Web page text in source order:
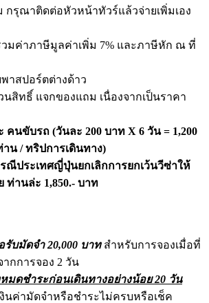
กรุณาติดต่อหัวหน้าทัวร์แล้วจ่ายเพิ่มเอง
วมค่าภาษีมูลค่าเพิ่ม 7% และภาษีหัก ณ ที่
าสปอร์ตต่างด้าว
สิทธิ์ แจกของแถม เนื่องจากเป็นราคา
คนขับรถ (วันละ 200 บาท X 6 วัน = 1,200
น / ทริปการเดินทาง)
ณีประเทศญี่ปุ่นยกเลิกการยกเว้นวีซ่าให้
ท่านล่ะ 1,850.- บาท
รับมัดจำ 20,000 บาทสำหรับการจองเมื่อที่
กการจอง 2 วัน
มดชำระก่อนเดินทางอย่างน้อย20 วัน
นค่ามัดจำหรือชำระไม่ครบหรือเช็ค